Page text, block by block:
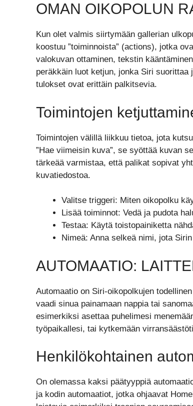
OMAN OIKOPOLUN
Kun olet valmis siirtymään gallerian
koostuu ”toiminnoista” (actions), jotka
valokuvan ottaminen, tekstin
peräkkäin luot ketjun, jonka Siri
tulokset ovat erittäin palkitsevia.
Toimintojen
Toimintojen välillä liikkuu tietoa, jota
”Hae viimeisin kuva”, se syöttää kuvan
tärkeää varmistaa, että palikat sopivat
kuvatiedostoa.
Valitse triggeri: Miten oikopolku
Lisää toiminnot: Vedä ja pudota
Testaa: Käytä toistopainiketta
Nimeä: Anna selkeä nimi, jota
AUTOMAATIO:
Automaatio on Siri-oikopolkujen
vaadi sinua painamaan nappia tai
esimerkiksi asettaa puhelimesi
työpaikallesi, tai kytkemään
Henkilökohtainen
On olemassa kaksi päätyyppiä
ja kodin automaatiot, jotka ohjaavat